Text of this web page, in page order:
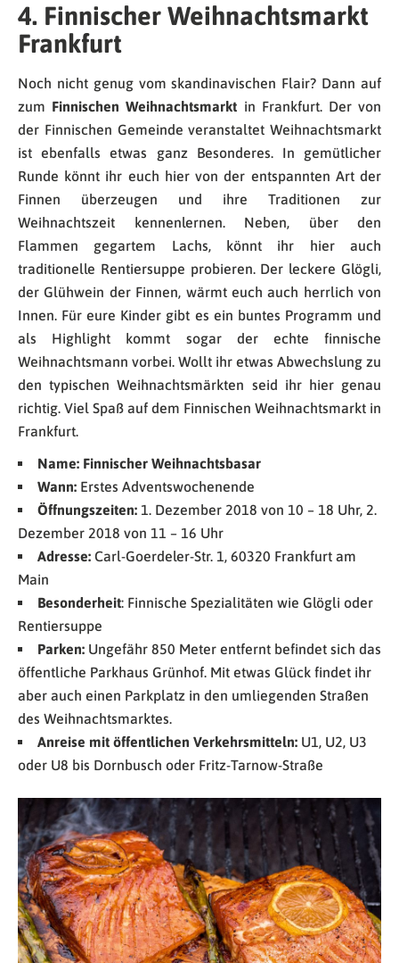
4. Finnischer Weihnachtsmarkt
Frankfurt
Noch nicht genug vom skandinavischen Flair? Dann auf
zum Finnischen Weihnachtsmarkt in Frankfurt. Der von
der Finnischen Gemeinde veranstaltet Weihnachtsmarkt
ist ebenfalls etwas ganz Besonderes. In gemütlicher
Runde könnt ihr euch hier von der entspannten Art der
Finnen überzeugen und ihre Traditionen zur
Weihnachtszeit kennenlernen. Neben, über den
Flammen gegartem Lachs, könnt ihr hier auch
traditionelle Rentiersuppe probieren. Der leckere Glögli,
der Glühwein der Finnen, wärmt euch auch herrlich von
Innen. Für eure Kinder gibt es ein buntes Programm und
als Highlight kommt sogar der echte finnische
Weihnachtsmann vorbei. Wollt ihr etwas Abwechslung zu
den typischen Weihnachtsmärkten seid ihr hier genau
richtig. Viel Spaß auf dem Finnischen Weihnachtsmarkt in
Frankfurt.
Name: Finnischer Weihnachtsbasar
Wann: Erstes Adventswochenende
Öffnungszeiten: 1. Dezember 2018 von 10 – 18 Uhr, 2.
Dezember 2018 von 11 – 16 Uhr
Adresse: Carl-Goerdeler-Str. 1, 60320 Frankfurt am
Main
Besonderheit: Finnische Spezialitäten wie Glögli oder
Rentiersuppe
Parken: Ungefähr 850 Meter entfernt befindet sich das
öffentliche Parkhaus Grünhof. Mit etwas Glück findet ihr
aber auch einen Parkplatz in den umliegenden Straßen
des Weihnachtsmarktes.
Anreise mit öffentlichen Verkehrsmitteln: U1, U2, U3
oder U8 bis Dornbusch oder Fritz-Tarnow-Straße